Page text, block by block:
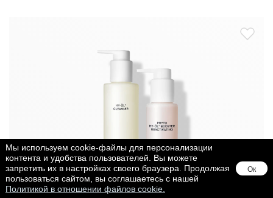
Мы используем cookie-файлы для персонализации
контента и удобства пользователей. Вы можете
запретить их в настройках своего браузера. Продолжая
пользоваться сайтом, вы соглашаетесь с нашей
Политикой в отношении файлов cookie.
Ок